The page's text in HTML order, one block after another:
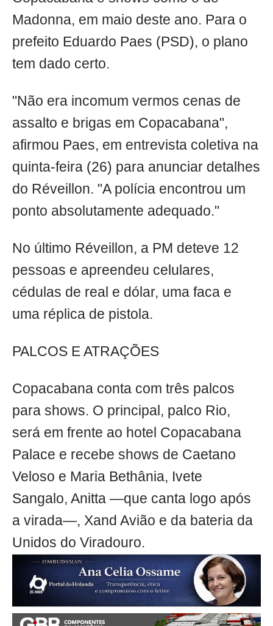
Madonna, em maio deste ano. Para o
prefeito Eduardo Paes (PSD), o plano
tem dado certo.
"Não era incomum vermos cenas de
assalto e brigas em Copacabana",
afirmou Paes, em entrevista coletiva na
quinta-feira (26) para anunciar detalhes
do Réveillon. "A polícia encontrou um
ponto absolutamente adequado."
No último Réveillon, a PM deteve 12
pessoas e apreendeu celulares,
cédulas de real e dólar, uma faca e
uma réplica de pistola.
PALCOS E ATRAÇÕES
Copacabana conta com três palcos
para shows. O principal, palco Rio,
será em frente ao hotel Copacabana
Palace e recebe shows de Caetano
Veloso e Maria Bethânia, Ivete
Sangalo, Anitta —que canta logo após
a virada—, Xand Avião e da bateria da
Unidos do Viradouro.